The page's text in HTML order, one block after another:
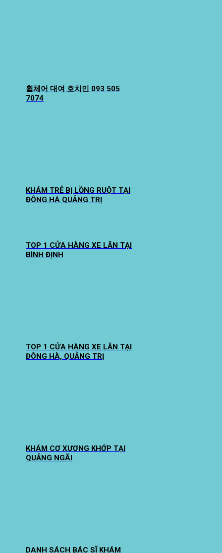
휠체어 대여 호치민 093 505
7074
KHÁM TRẺ BỊ LỒNG RUỘT TẠI
ĐÔNG HÀ QUẢNG TRỊ
TOP 1 CỬA HÀNG XE LĂN TẠI
BÌNH ĐỊNH
TOP 1 CỬA HÀNG XE LĂN TẠI
ĐÔNG HÀ, QUẢNG TRỊ
KHÁM CƠ XƯƠNG KHỚP TẠI
QUẢNG NGÃI
DANH SÁCH BÁC SĨ KHÁM